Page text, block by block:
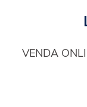
VENDA